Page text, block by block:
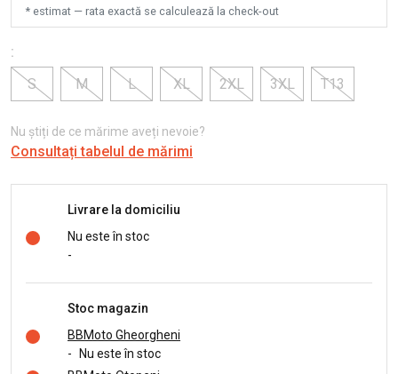
* estimat — rata exactă se calculează la check-out
:
S
M L XL 2XL 3XL T13
Nu știți de ce mărime aveți nevoie?
Consultați tabelul de mărimi
Livrare la domiciliu
Nu este în stoc
-
Stoc magazin
BBMoto Gheorgheni
-
Nu este în stoc